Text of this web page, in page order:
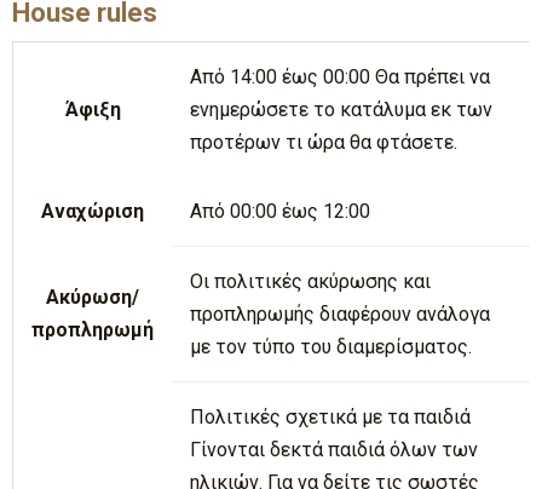
House rules
Άφιξη
Από 14:00 έως 00:00 Θα πρέπει να
ενημερώσετε το κατάλυμα εκ των
προτέρων τι ώρα θα φτάσετε.
Αναχώριση Από 00:00 έως 12:00
Ακύρωση/
προπληρωμή
Οι πολιτικές ακύρωσης και
προπληρωμής διαφέρουν ανάλογα
με τον τύπο του διαμερίσματος.
Πολιτικές σχετικά με τα παιδιά
Γίνονται δεκτά παιδιά όλων των
ηλικιών. Για να δείτε τις σωστές